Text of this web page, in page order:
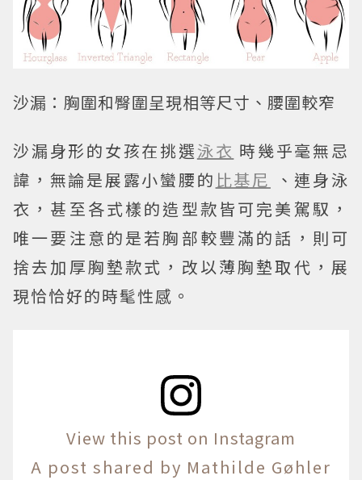
沙漏：胸圍和臀圍呈現相等尺寸、腰圍較窄
沙漏身形的女孩在挑選泳衣 時幾乎毫無忌
諱，無論是展露小蠻腰的 比基尼
、連身泳
衣，甚至各式樣的造型款皆可完美駕馭，
唯一要注意的是若胸部較豐滿的話，則可
捨去加厚胸墊款式，改以薄胸墊取代，展
現恰恰好的時髦性感。
View this post on Instagram
A post shared by Mathilde Gøhler